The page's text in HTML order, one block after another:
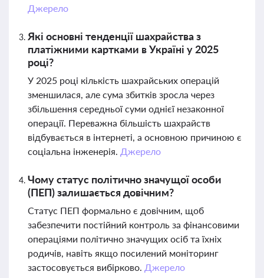
Джерело
Які основні тенденції шахрайства з
платіжними картками в Україні у 2025
році?
У 2025 році кількість шахрайських операцій
зменшилася, але сума збитків зросла через
збільшення середньої суми однієї незаконної
операції. Переважна більшість шахрайств
відбувається в інтернеті, а основною причиною є
соціальна інженерія. Джерело
Чому статус політично значущої особи
(ПЕП) залишається довічним?
Статус ПЕП формально є довічним, щоб
забезпечити постійний контроль за фінансовими
операціями політично значущих осіб та їхніх
родичів, навіть якщо посилений моніторинг
застосовується вибірково. Джерело